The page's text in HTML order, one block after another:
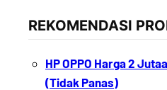
REKOMENDASI
HP OPPO Harga 2
(Tidak Panas)